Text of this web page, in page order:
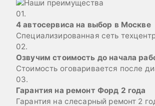
01.
4 автосервиса на выбор в Москве
Специализированная сеть
02.
Озвучим стоимость до начала
Стоимость оговаривается после
03.
Гарантия на ремонт Форд 2 года
Гарантия на слесарный ремонт 2